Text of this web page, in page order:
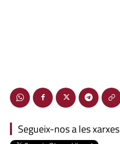
Segueix-nos a les xarxes